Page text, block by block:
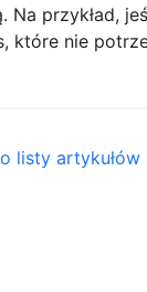
Na przykład,
które nie
listy artykułów